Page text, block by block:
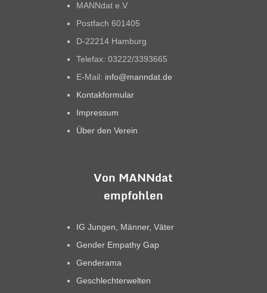
MANNdat e.V.
Postfach 601405
D-22214 Hamburg
Telefax: 03222/3393665
E-Mail: info@manndat.de
Kontakformular
Impressum
Über den Verein
Von MANNdat
empfohlen
IG Jungen, Männer, Väter
Gender Empathy Gap
Genderama
Geschlechterwelten